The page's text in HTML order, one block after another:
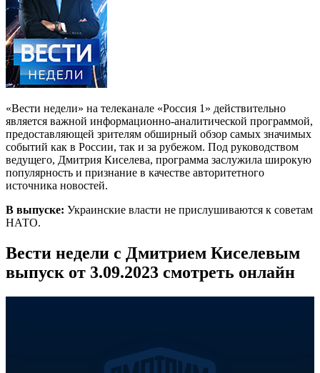
«Вести недели» на телеканале «Россия 1» действительно
является важной информационно-аналитической программой,
предоставляющей зрителям обширный обзор самых значимых
событий как в России, так и за рубежом. Под руководством
ведущего, Дмитрия Киселева, программа заслужила широкую
популярность и признание в качестве авторитетного
источника новостей.
В выпуске: Украинские власти не прислушиваются к советам
НАТО.
Вести недели с Дмитрием Киселевым
выпуск от 3.09.2023 смотреть онлайн